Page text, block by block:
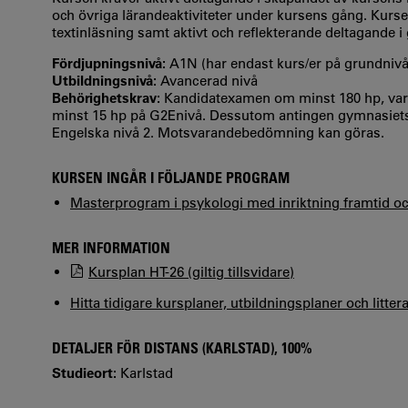
och övriga lärandeaktiviteter under kursens gång.
textinläsning samt aktivt och reflekterande deltagande
Fördjupningsnivå: A1N (har endast kurs/er på
Utbildningsnivå: Avancerad nivå
Behörighetskrav: Kandidatexamen om minst 180 hp,
minst 15 hp på G2Enivå. Dessutom antingen
Engelska nivå 2. Motsvarandebedömning kan göras.
KURSEN INGÅR I FÖLJANDE PROGRAM
Masterprogram i psykologi med inriktning framtid
MER INFORMATION
Kursplan HT-26 (giltig tillsvidare)
Hitta tidigare kursplaner, utbildningsplaner och
DETALJER FÖR DISTANS (KARLSTAD), 100%
Studieort: Karlstad